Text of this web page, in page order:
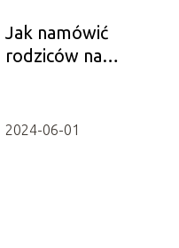
Jak namówić
rodziców na
2024-06-01